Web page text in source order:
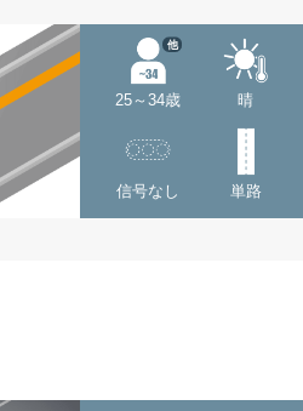
25～34歳
他
晴
信号なし 単路